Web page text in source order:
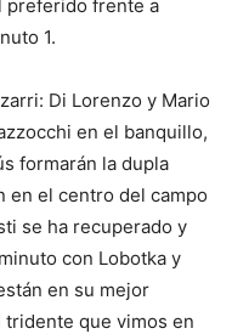
preferido frente a
1.
Di ​​Lorenzo y Mario
en el banquillo,
formarán la dupla
en el centro del campo
se ha recuperado y
con Lobotka y
en su mejor
tridente que vimos en